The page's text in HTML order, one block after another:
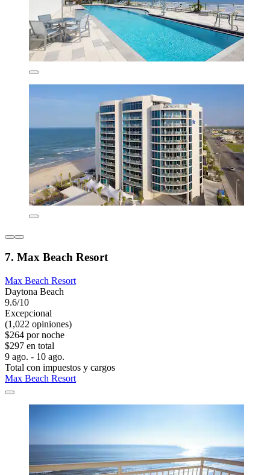
7. Max Beach Resort
Max Beach Resort
Daytona Beach
9.6/10
Excepcional
(1,022 opiniones)
$264 por noche
$297 en total
9 ago. - 10 ago.
Total con impuestos y cargos
Max Beach Resort